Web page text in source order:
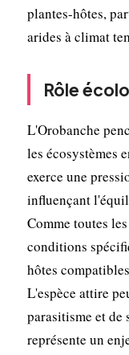
plantes-hôtes,
arides à climat
Rôle
L'Orobanche
les écosystèmes
exerce une
influençant
Comme toutes
conditions
hôtes
L'espèce attire
parasitisme et
représente un